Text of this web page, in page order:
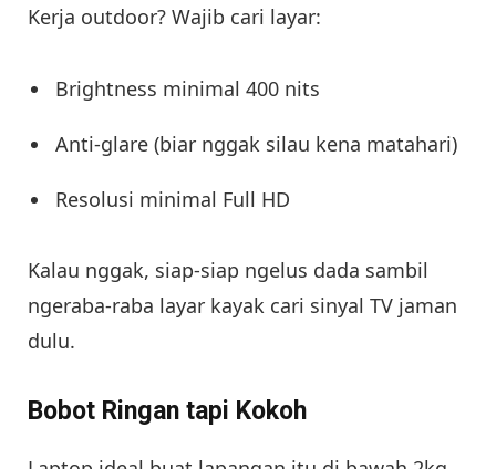
Kerja outdoor? Wajib cari layar:
Brightness minimal 400 nits
Anti-glare (biar nggak silau kena matahari)
Resolusi minimal Full HD
Kalau nggak, siap-siap ngelus dada sambil
ngeraba-raba layar kayak cari sinyal TV jaman
dulu.
Bobot Ringan tapi Kokoh